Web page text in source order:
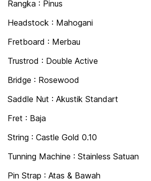
Rangka : Pinus
Headstock : Mahogani
Fretboard : Merbau
Trustrod : Double Active
Bridge : Rosewood
Saddle Nut : Akustik Standart
Fret : Baja
String : Castle Gold 0.10
Tunning Machine : Stainless Satuan
Pin Strap : Atas & Bawah